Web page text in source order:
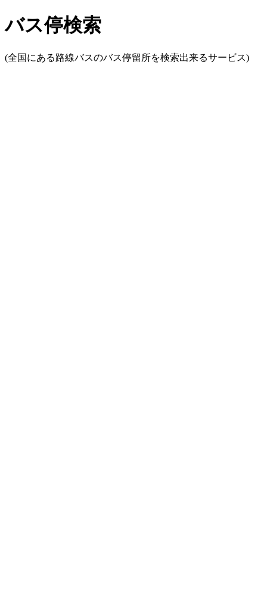
バス停検索
(全国にある路線バスのバス停留所を検索出来るサービス)